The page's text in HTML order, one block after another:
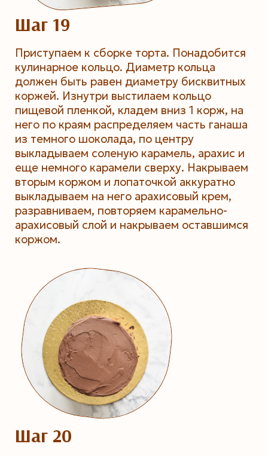
Шаг 19
Приступаем к сборке торта. Понадобится
кулинарное кольцо. Диаметр кольца
должен быть равен диаметру бисквитных
коржей. Изнутри выстилаем кольцо
пищевой пленкой, кладем вниз 1 корж, на
него по краям распределяем часть ганаша
из темного шоколада, по центру
выкладываем соленую карамель, арахис и
еще немного карамели сверху. Накрываем
вторым коржом и лопаточкой аккуратно
выкладываем на него арахисовый крем,
разравниваем, повторяем карамельно-
арахисовый слой и накрываем оставшимся
коржом.
Шаг 20